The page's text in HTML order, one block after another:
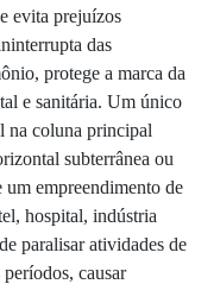
evita prejuízos
das
protege a marca da
e sanitária. Um único
na coluna principal
subterrânea ou
empreendimento de
hospital, indústria
paralisar atividades de
causar